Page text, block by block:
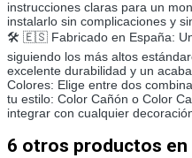
instrucciones claras para un
instalarlo sin complicaciones y
🛠️ 🇪🇸 Fabricado en España:
siguiendo los más altos
excelente durabilidad y un
Colores: Elige entre dos
tu estilo: Color Cañón o Color
integrar con cualquier
6 otros productos en